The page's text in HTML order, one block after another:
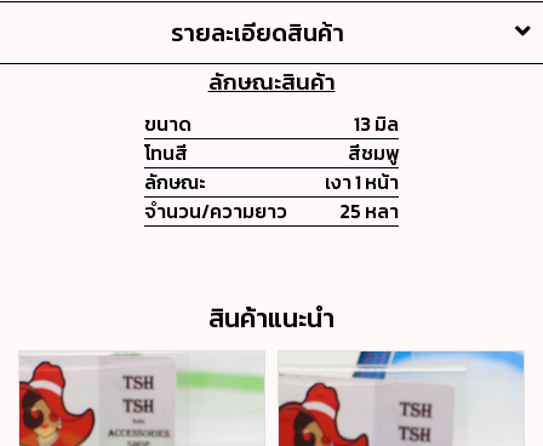
รายละเอียดสินค้า
ลักษณะสินค้า
ขนาด
13 มิล
โทนสี
สีชมพู
ลักษณะ
เงา 1 หน้า
จำนวน/ความยาว
25 หลา
สินค้าแนะนำ